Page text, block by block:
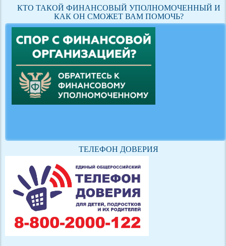
КТО ТАКОЙ ФИНАНСОВЫЙ УПОЛНОМОЧЕННЫЙ И
КАК ОН СМОЖЕТ ВАМ ПОМОЧЬ?
ТЕЛЕФОН ДОВЕРИЯ